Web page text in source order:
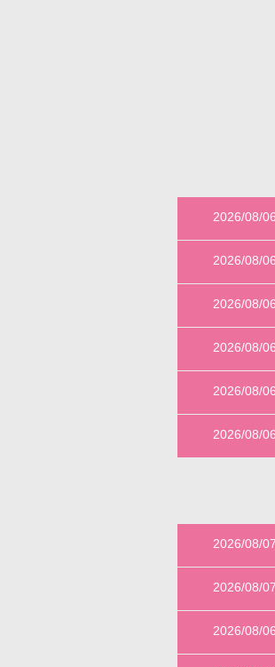
2026/08/06
2026/08/06
2026/08/06
2026/08/06
2026/08/06
2026/08/06
2026/08/07
2026/08/07
2026/08/06